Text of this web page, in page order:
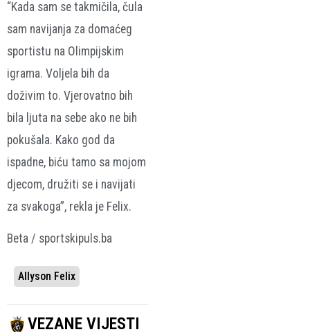
“Kada sam se takmičila, čula
sam navijanja za domaćeg
sportistu na Olimpijskim
igrama. Voljela bih da
doživim to. Vjerovatno bih
bila ljuta na sebe ako ne bih
pokušala. Kako god da
ispadne, biću tamo sa mojom
djecom, družiti se i navijati
za svakoga”, rekla je Felix.
Beta / sportskipuls.ba
Allyson Felix
VEZANE VIJESTI